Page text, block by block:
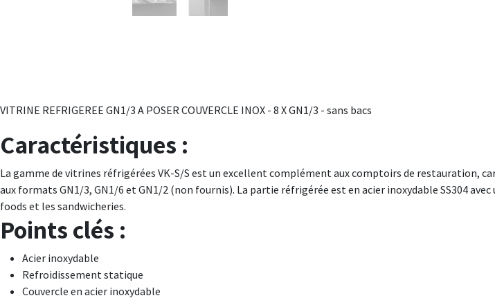
VITRINE REFRIGEREE GN1/3 A POSER COUVERCLE INOX - 8 X GN1/3 - sans bacs
Caractéristiques :
La gamme de vitrines réfrigérées VK-S/S est un excellent complément aux comptoirs de restauration,
aux formats GN1/3, GN1/6 et GN1/2 (non fournis). La partie réfrigérée est en acier inoxydable SS304
foods et les sandwicheries.
Points clés :
Acier inoxydable
Refroidissement statique
Couvercle en acier inoxydable